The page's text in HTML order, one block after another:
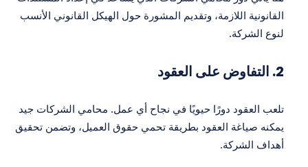
القانونية اللازمة، وتقديم المشورة حول الهيكل القانوني الأنسب
لنوع الشركة.
2. التفاوض على العقود
تلعب العقود دورًا حيويًا في نجاح أي عمل. محامي الشركات جيد
يمكنه صياغة العقود بطريقة تحمي حقوق العميل، وتضمن تحقيق
أهداف الشركة.